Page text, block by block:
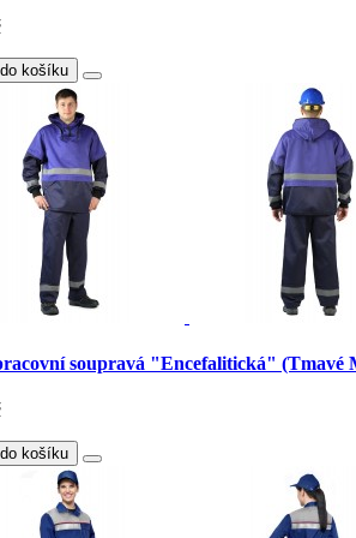
košíku
soupravá "Encefalitická" (Tmavé
košíku